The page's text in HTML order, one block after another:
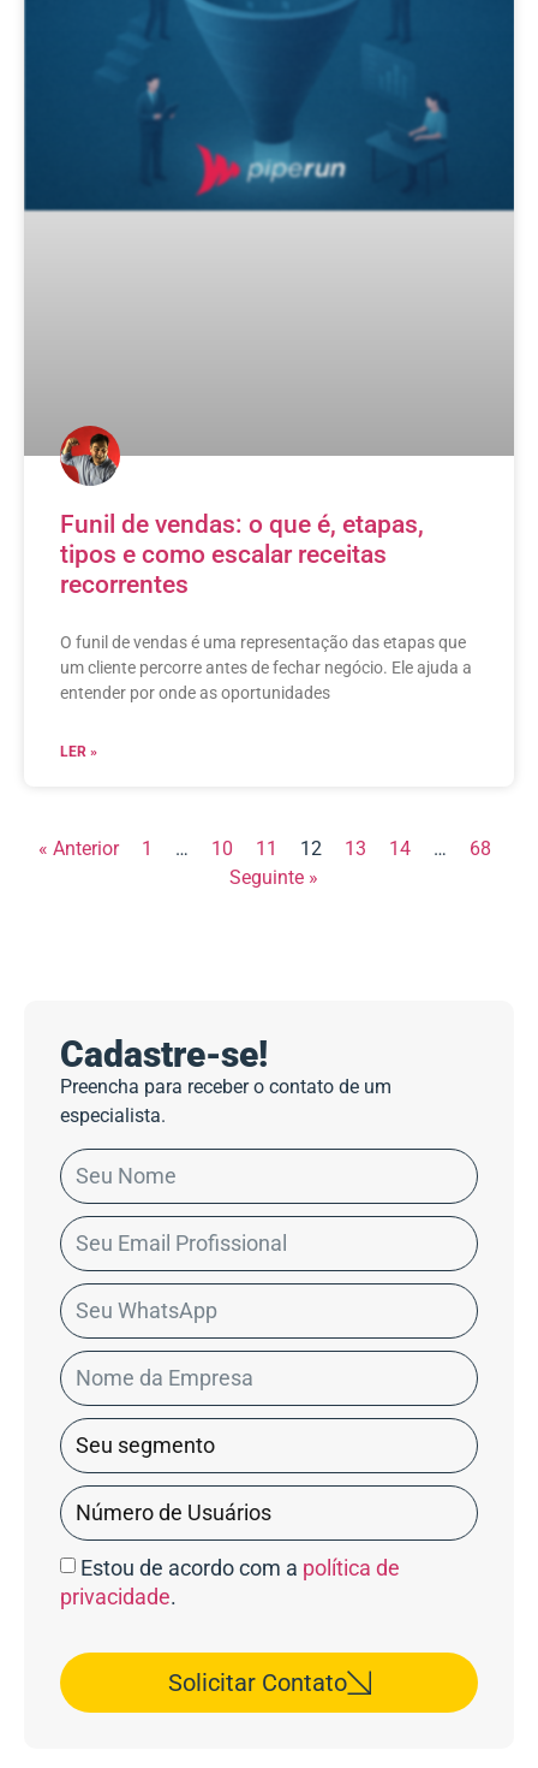
Funil de vendas: o que é, etapas,
tipos e como escalar receitas
recorrentes
O funil de vendas é uma representação das etapas que
um cliente percorre antes de fechar negócio. Ele ajuda a
entender por onde as oportunidades
LER »
« Anterior 1 … 10 11 12 13 14 …
68
Seguinte »
Cadastre-se!
Preencha para receber o contato de um
especialista.
Estou de acordo com a política de
privacidade.
Solicitar Contato